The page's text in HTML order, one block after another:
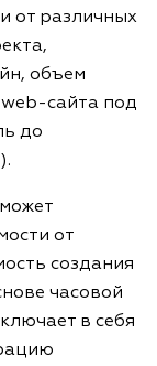
от различных
объем
сайта под
до
от
создания
часовой
в себя